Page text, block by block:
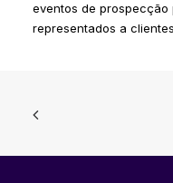
eventos de prospecção
representados a